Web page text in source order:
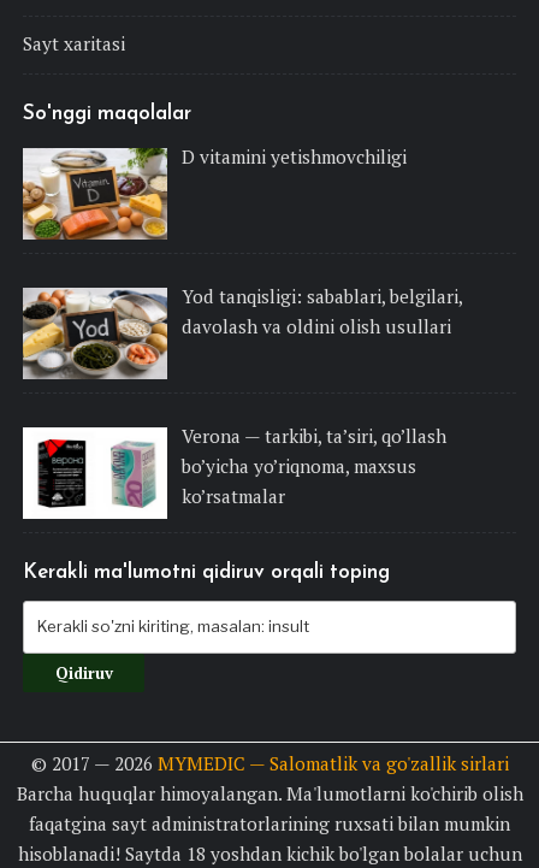
Sayt xaritasi
So'nggi maqolalar
D vitamini yetishmovchiligi
Yod tanqisligi: sabablari, belgilari,
davolash va oldini olish usullari
Verona — tarkibi, ta’siri, qo’llash
bo’yicha yo’riqnoma, maxsus
ko’rsatmalar
Kerakli ma'lumotni qidiruv orqali toping
© 2017 — 2026 MYMEDIC — Salomatlik va go'zallik sirlari
Barcha huquqlar himoyalangan. Ma'lumotlarni ko'chirib olish
faqatgina sayt administratorlarining ruxsati bilan mumkin
hisoblanadi! Saytda 18 yoshdan kichik bo'lgan bolalar uchun